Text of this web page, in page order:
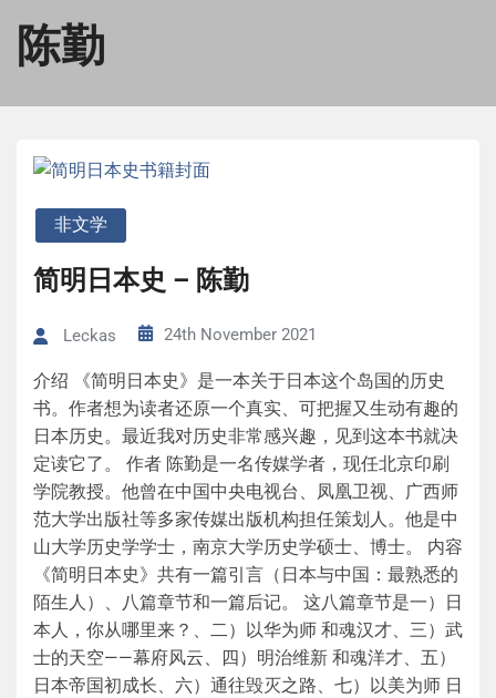
陈勤
非文学
简明日本史 – 陈勤
Leckas 24th November 2021
介绍 《简明日本史》是一本关于日本这个岛国的历史
书。作者想为读者还原一个真实、可把握又生动有趣的
日本历史。最近我对历史非常感兴趣，见到这本书就决
定读它了。 作者 陈勤是一名传媒学者，现任北京印刷
学院教授。他曾在中国中央电视台、凤凰卫视、广西师
范大学出版社等多家传媒出版机构担任策划人。他是中
山大学历史学学士，南京大学历史学硕士、博士。 内容
《简明日本史》共有一篇引言（日本与中国：最熟悉的
陌生人）、八篇章节和一篇后记。 这八篇章节是一）日
本人，你从哪里来？、二）以华为师 和魂汉才、三）武
士的天空——幕府风云、四）明治维新 和魂洋才、五）
日本帝国初成长、六）通往毁灭之路、七）以美为师 日